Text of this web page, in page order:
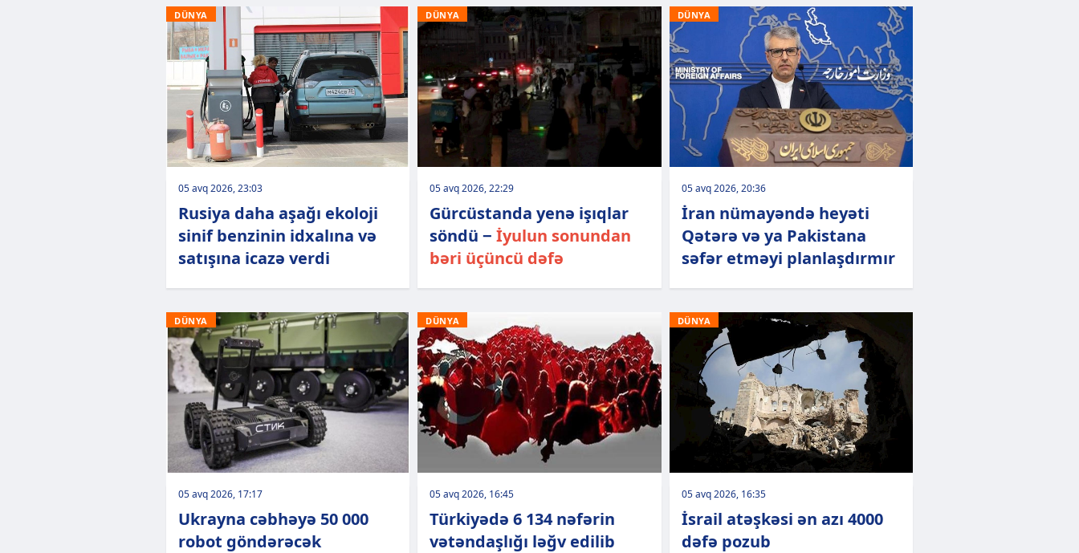
DÜNYA
05 avq 2026, 23:03
Rusiya daha aşağı ekoloji
sinif benzinin idxalına və
satışına icazə verdi
DÜNYA
05 avq 2026, 22:29
Gürcüstanda yenə işıqlar
söndü − İyulun sonundan
bəri üçüncü dəfə
DÜNYA
05 avq 2026, 20:36
İran nümayəndə heyəti
Qətərə və ya Pakistana
səfər etməyi planlaşdırmır
DÜNYA
05 avq 2026, 17:17
Ukrayna cəbhəyə 50 000
robot göndərəcək
DÜNYA
05 avq 2026, 16:45
Türkiyədə 6 134 nəfərin
vətəndaşlığı ləğv edilib
DÜNYA
05 avq 2026, 16:35
İsrail atəşkəsi ən azı 4000
dəfə pozub